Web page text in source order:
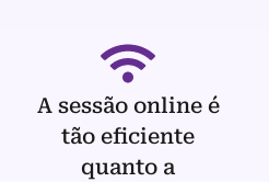
A sessão online é
tão eficiente
quanto a